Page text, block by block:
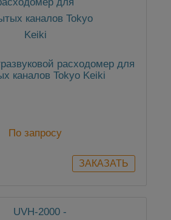
расходомер для
каналов Tokyo Keiki
По запросу